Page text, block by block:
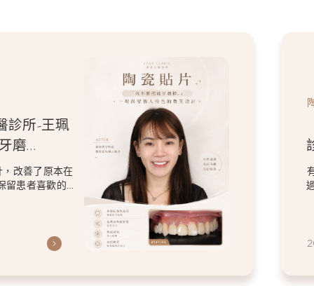
診所-王珮
磨
特色的微
改善了原本在
留患者喜歡的